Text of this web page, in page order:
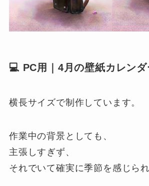
💻 PC用｜4月の壁紙カレンダ
横長サイズで制作しています。
作業中の背景としても、
主張しすぎず、
それでいて確実に季節を感じら